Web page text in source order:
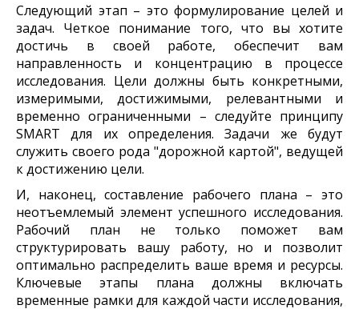
Следующий этап – это формулирование целей и
задач. Четкое понимание того, что вы хотите
достичь в своей работе, обеспечит вам
направленность и концентрацию в процессе
исследования. Цели должны быть конкретными,
измеримыми, достижимыми, релевантными и
временно ограниченными – следуйте принципу
SMART для их определения. Задачи же будут
служить своего рода "дорожной картой", ведущей
к достижению цели.
И, наконец, составление рабочего плана – это
неотъемлемый элемент успешного исследования.
Рабочий план не только поможет вам
структурировать вашу работу, но и позволит
оптимально распределить ваше время и ресурсы.
Ключевые этапы плана должны включать
временные рамки для каждой части исследования,